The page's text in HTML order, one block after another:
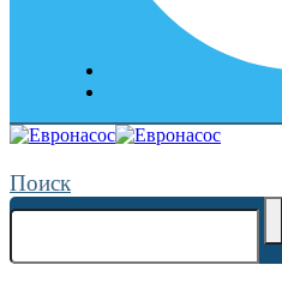
Поиск